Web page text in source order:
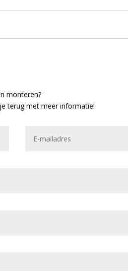
monteren?
terug met meer informatie!